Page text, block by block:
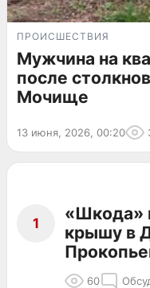
ПРОИСШЕСТВИЯ
Мужчина на
после
Мочище
13 июня, 2026, 00:20
1
«Шкода»
крышу в
60